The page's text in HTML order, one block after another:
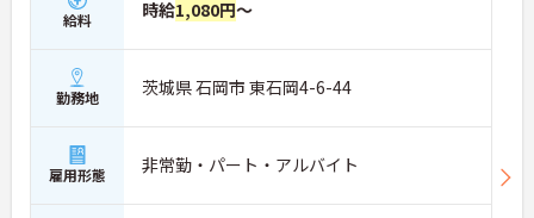
給料 時給1,080円～
勤務地 茨城県 石岡市 東石岡4-6-44
雇用形態 非常勤・パート・アルバイト